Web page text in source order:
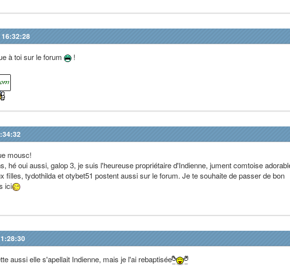
à toi sur le forum !
mousc!
hé oui aussi, galop 3, je suis l'heureuse propriétaire d'Indienne, jument comtoise
filles, tydothilda et otybet51 postent aussi sur le forum. Je te souhaite de passer de bon
ici
aussi elle s'apellait Indienne, mais je l'ai rebaptisée